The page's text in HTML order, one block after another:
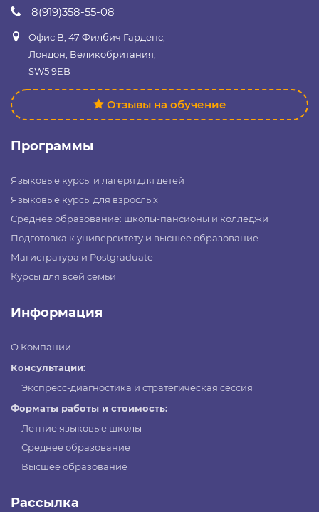
8(919)358-55-08
Офис B, 47 Филбич Гарденс,
Лондон, Великобритания,
SW5 9EB
Отзывы на обучение
Программы
Языковые курсы и лагеря для детей
Языковые курсы для взрослых
Среднее образование: школы-пансионы и колледжи
Подготовка к университету и высшее образование
Магистратура и Postgraduate
Курсы для всей семьи
Информация
О Компании
Консультации:
Экспресс-диагностика и стратегическая сессия
Форматы работы и стоимость:
Летние языковые школы
Среднее образование
Высшее образование
Рассылка